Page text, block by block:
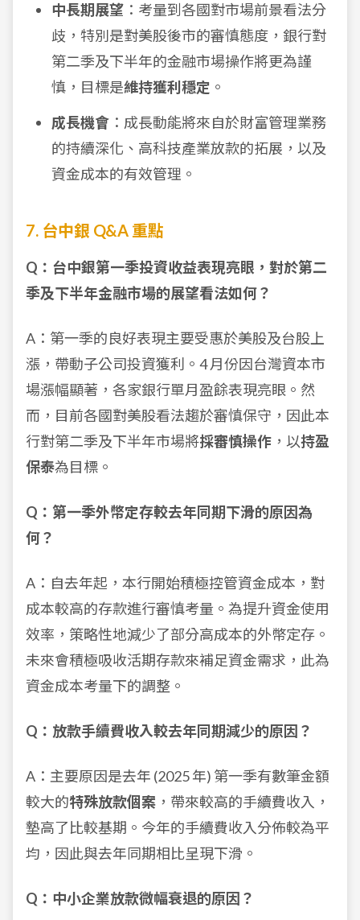
中長期展望 ：考量到各國對市場前景看法分
歧，特別是對美股後市的審慎態度，銀行對
第二季及下半年的金融市場操作將更為謹
慎，目標是維持獲利穩定 。
成長機會 ：成長動能將來自於財富管理業務
的持續深化、高科技產業放款的拓展，以及
資金成本的有效管理。
7. 台中銀 Q&A 重點
Q：台中銀第一季投資收益表現亮眼，對於第二
季及下半年金融市場的展望看法如何？
A：第一季的良好表現主要受惠於美股及台股上
漲，帶動子公司投資獲利。4 月份因台灣資本市
場漲幅顯著，各家銀行單月盈餘表現亮眼。然
而，目前各國對美股看法趨於審慎保守，因此本
行對第二季及下半年市場將採審慎操作 ，以持盈
保泰為目標。
Q：第一季外幣定存較去年同期下滑的原因為
何？
A：自去年起，本行開始積極控管資金成本，對
成本較高的存款進行審慎考量。為提升資金使用
效率，策略性地減少了部分高成本的外幣定存。
未來會積極吸收活期存款來補足資金需求，此為
資金成本考量下的調整。
Q：放款手續費收入較去年同期減少的原因？
A：主要原因是去年 (2025 年) 第一季有數筆金額
較大的特殊放款個案 ，帶來較高的手續費收入，
墊高了比較基期。今年的手續費收入分佈較為平
均，因此與去年同期相比呈現下滑。
Q：中小企業放款微幅衰退的原因？